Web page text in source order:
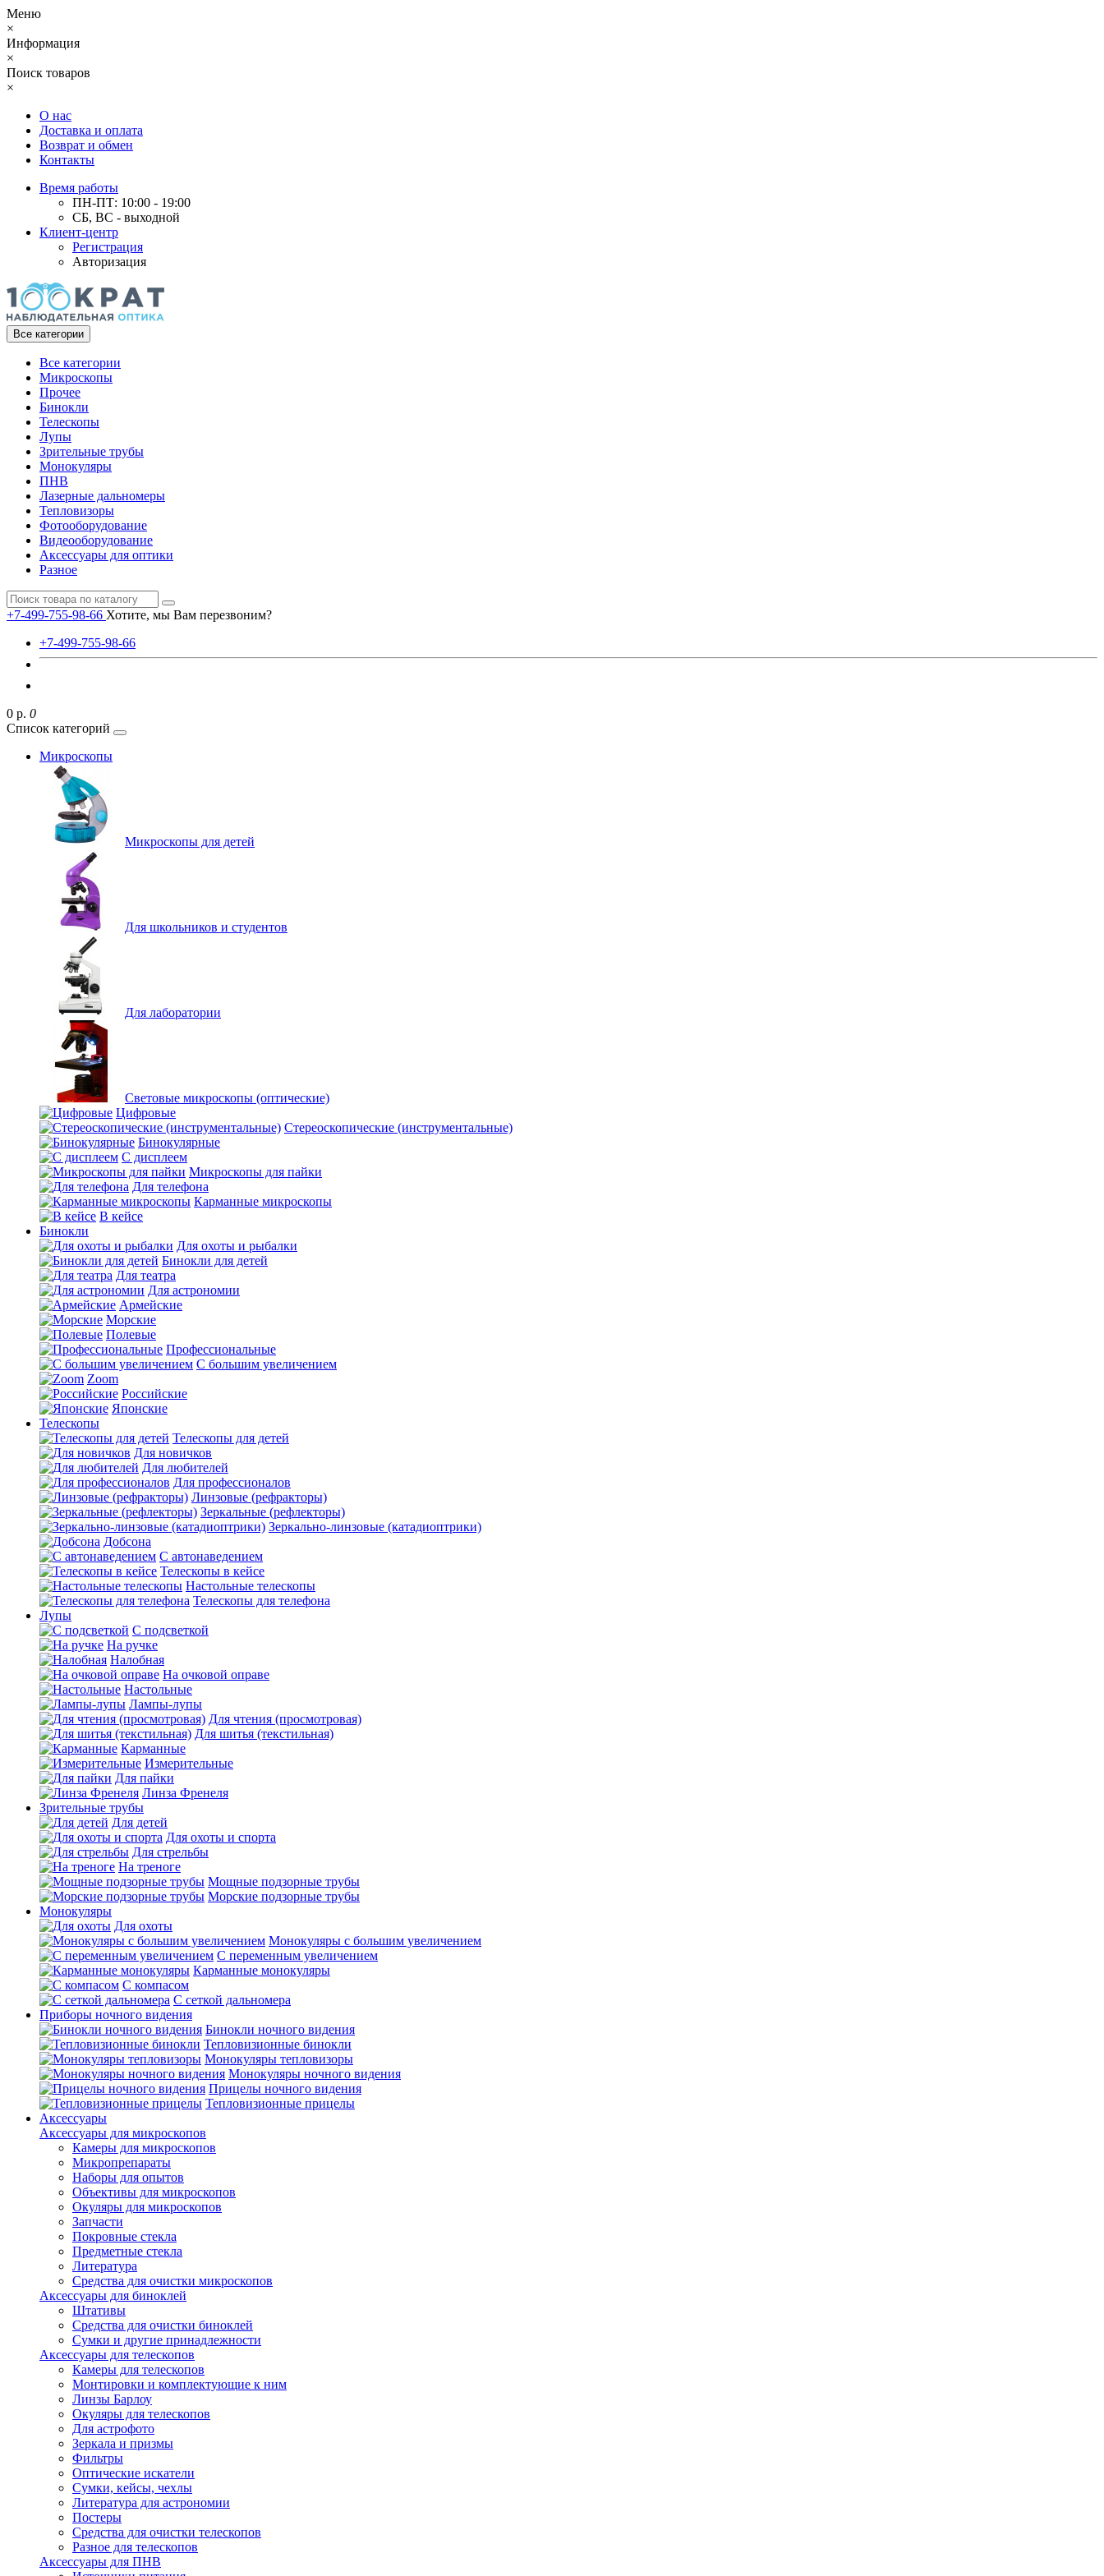
Меню
×
Информация
×
Поиск товаров
×
О нас
Доставка и оплата
Возврат и обмен
Контакты
Время работы
ПН-ПТ: 10:00 - 19:00
СБ, ВС - выходной
Клиент-центр
Регистрация
Авторизация
Все категории
Все категории
Микроскопы
Прочее
Бинокли
Телескопы
Лупы
Зрительные трубы
Монокуляры
ПНВ
Лазерные дальномеры
Тепловизоры
Фотооборудование
Видеооборудование
Аксессуары для оптики
Разное
+7-499-755-98-66 Хотите, мы Вам перезвоним?
+7-499-755-98-66
0 р. 0
Список категорий
Микроскопы
Микроскопы для детей
Для школьников и студентов
Для лаборатории
Световые микроскопы (оптические)
Цифровые
Стереоскопические (инструментальные)
Бинокулярные
С дисплеем
Микроскопы для пайки
Для телефона
Карманные микроскопы
В кейсе
Бинокли
Для охоты и рыбалки
Бинокли для детей
Для театра
Для астрономии
Армейские
Морские
Полевые
Профессиональные
С большим увеличением
Zoom
Российские
Японские
Телескопы
Телескопы для детей
Для новичков
Для любителей
Для профессионалов
Линзовые (рефракторы)
Зеркальные (рефлекторы)
Зеркально-линзовые (катадиоптрики)
Добсона
С автонаведением
Телескопы в кейсе
Настольные телескопы
Телескопы для телефона
Лупы
С подсветкой
На ручке
Налобная
На очковой оправе
Настольные
Лампы-лупы
Для чтения (просмотровая)
Для шитья (текстильная)
Карманные
Измерительные
Для пайки
Линза Френеля
Зрительные трубы
Для детей
Для охоты и спорта
Для стрельбы
На треноге
Мощные подзорные трубы
Морские подзорные трубы
Монокуляры
Для охоты
Монокуляры с большим увеличением
С переменным увеличением
Карманные монокуляры
С компасом
С сеткой дальномера
Приборы ночного видения
Бинокли ночного видения
Тепловизионные бинокли
Монокуляры тепловизоры
Монокуляры ночного видения
Прицелы ночного видения
Тепловизионные прицелы
Аксессуары
Аксессуары для микроскопов
Камеры для микроскопов
Микропрепараты
Наборы для опытов
Объективы для микроскопов
Окуляры для микроскопов
Запчасти
Покровные стекла
Предметные стекла
Литература
Средства для очистки микроскопов
Аксессуары для биноклей
Штативы
Средства для очистки биноклей
Сумки и другие принадлежности
Аксессуары для телескопов
Камеры для телескопов
Монтировки и комплектующие к ним
Линзы Барлоу
Окуляры для телескопов
Для астрофото
Зеркала и призмы
Фильтры
Оптические искатели
Сумки, кейсы, чехлы
Литература для астрономии
Постеры
Средства для очистки телескопов
Разное для телескопов
Аксессуары для ПНВ